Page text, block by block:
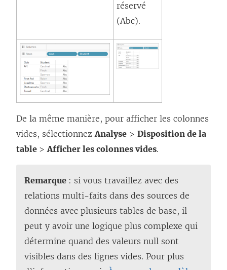
réservé
(Abc).
De la même manière, pour afficher les colonnes
vides, sélectionnezAnalyse > Disposition de la
table >Afficher les colonnes vides.
Remarque : si vous travaillez avec des
relations multi-faits dans des sources de
données avec plusieurs tables de base, il
peut y avoir une logique plus complexe qui
détermine quand des valeurs null sont
visibles dans des lignes vides. Pour plus